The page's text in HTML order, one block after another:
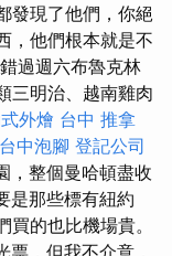
發現了他們，你絕
，他們根本就是不
過週六布魯克林
三明治、越南雞肉
外燴 台中 推拿
台中泡腳 登記公司
，整個曼哈頓盡收
是那些標有紐約
的也比機場貴。
票，但我不介意，